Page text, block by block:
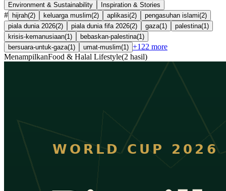
Environment & Sustainability
Inspiration & Stories
# hijrah(2) keluarga muslim(2) aplikasi(2) pengasuhan islami(2)
piala dunia 2026(2) piala dunia fifa 2026(2) gaza(1 ) palestina(1 )
krisis-kemanusiaan(1 ) bebaskan-palestina(1 )
bersuara-untuk-gaza(1 ) umat-muslim(1 ) +122 more
MenampilkanFood & Halal Lifestyle(2 hasil)